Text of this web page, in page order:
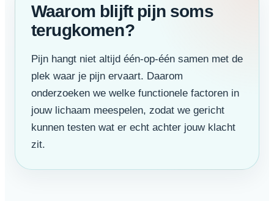
Waarom blijft pijn soms
terugkomen?
Pijn hangt niet altijd één-op-één samen met de
plek waar je pijn ervaart. Daarom
onderzoeken we welke functionele factoren in
jouw lichaam meespelen, zodat we gericht
kunnen testen wat er echt achter jouw klacht
zit.